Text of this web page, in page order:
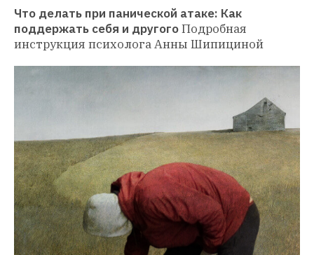
Что делать при панической атаке: Как
поддержать себя и другогоПодробная
инструкция психолога Анны Шипициной